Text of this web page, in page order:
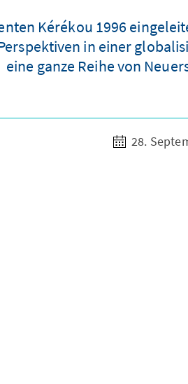
Kérékou 1996
in einer
eine ganze Reihe von
28.